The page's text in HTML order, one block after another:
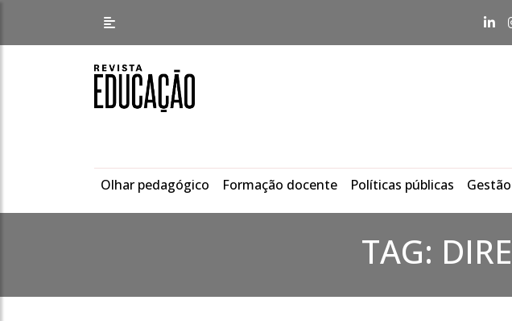
Olhar pedagógico Formação docente Políticas públicas Gestão
TAG: